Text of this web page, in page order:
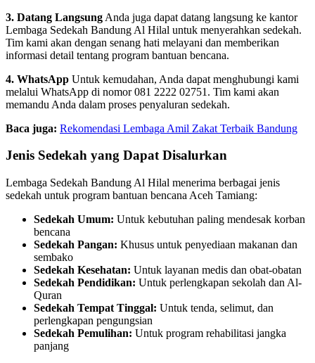
3. Datang Langsung Anda juga dapat datang langsung ke kantor
Lembaga Sedekah Bandung Al Hilal untuk menyerahkan sedekah.
Tim kami akan dengan senang hati melayani dan memberikan
informasi detail tentang program bantuan bencana.
4. WhatsApp Untuk kemudahan, Anda dapat menghubungi kami
melalui WhatsApp di nomor 081 2222 02751. Tim kami akan
memandu Anda dalam proses penyaluran sedekah.
Baca juga: Rekomendasi Lembaga Amil Zakat Terbaik Bandung
Jenis Sedekah yang Dapat Disalurkan
Lembaga Sedekah Bandung Al Hilal menerima berbagai jenis
sedekah untuk program bantuan bencana Aceh Tamiang:
Sedekah Umum: Untuk kebutuhan paling mendesak korban
bencana
Sedekah Pangan: Khusus untuk penyediaan makanan dan
sembako
Sedekah Kesehatan: Untuk layanan medis dan obat-obatan
Sedekah Pendidikan: Untuk perlengkapan sekolah dan Al-
Quran
Sedekah Tempat Tinggal: Untuk tenda, selimut, dan
perlengkapan pengungsian
Sedekah Pemulihan: Untuk program rehabilitasi jangka
panjang